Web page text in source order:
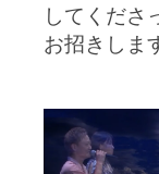
してくださ
お招きしま